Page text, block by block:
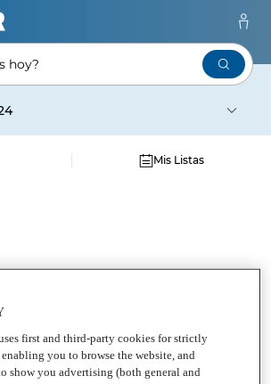
hoy?
Mis Listas
first and third-party cookies for strictly
you to browse the website, and
show you advertising (both general and